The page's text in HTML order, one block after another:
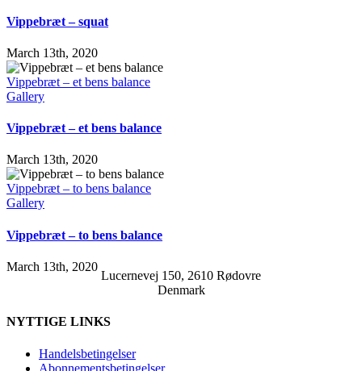
Vippebræt – squat
March 13th, 2020
Vippebræt – et bens balance
Gallery
Vippebræt – et bens balance
March 13th, 2020
Vippebræt – to bens balance
Gallery
Vippebræt – to bens balance
March 13th, 2020
Lucernevej 150, 2610 Rødovre
Denmark
NYTTIGE LINKS
Handelsbetingelser
Abonnementsbetingelser